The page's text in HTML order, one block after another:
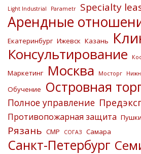
Light Industrial Parametr Specialty
Арендные
Екатеринбург Ижевск Казань
Консультирование
Маркетинг Москва Мосторг
Обучение
Островная
Полное управление
Противопожарная защита
Рязань СМР СОГАЗ Самара
Санкт-Петербург